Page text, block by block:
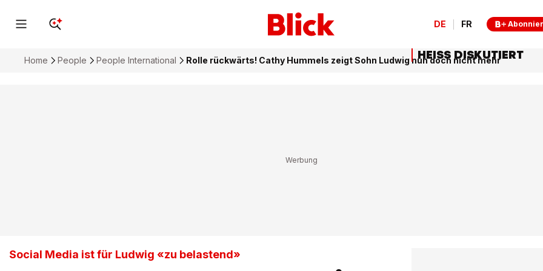
DE FR
Home People People International Rolle rückwärts! Cathy Hummels zeigt Sohn Ludwig nun doch nicht mehr
Social Media ist für Ludwig «zu belastend»
HEISS DISKUTIERT